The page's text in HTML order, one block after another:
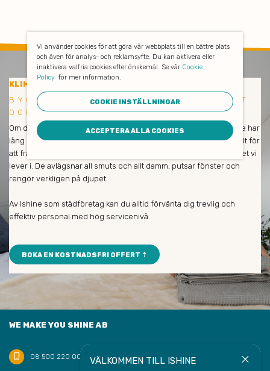
VÄLKOMMEN TILL ISHINE close
KLIMATSMART BYGGSTÄDNING
BYGGSTÄDNING EKERÖ - KLIMATSMART
OCH EFFEKTIV
Om du är nöjd så är vi också nöjda! Våra medarbetare och städare har
lång erfarenhet och städar enbart med miljövänliga produkter. Allt för
att främja såväl dina medarbetares hälsa som naturen och klimatet vi
lever i. De avlägsnar all smuts och allt damm, putsar fönster och
rengör verkligen på djupet.
Av Ishine som städföretag kan du alltid förvänta dig trevlig och
effektiv personal med hög servicenivå.
BOKA EN KOSTNADSFRI OFFERT ⇡
WE MAKE YOU SHINE AB
phone_iphone 08 500 220 00
Vi använder cookies för att göra vår webbplats till en bättre plats
och även för analys- och reklamsyfte. Du kan aktivera eller
inaktivera valfria cookies efter önskemål. Se vår Cookie
Policy för mer information.
COOKIE INSTÄLLNINGAR
ACCEPTERA ALLA COOKIES